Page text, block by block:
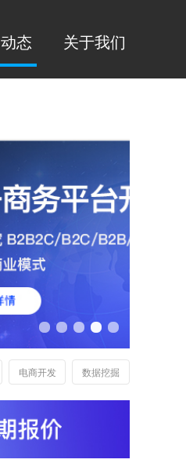
动态 关于我们
电商开发 数据挖掘